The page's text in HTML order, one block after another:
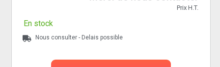
Prix H.T.
En stock
Nous consulter - Delais possible